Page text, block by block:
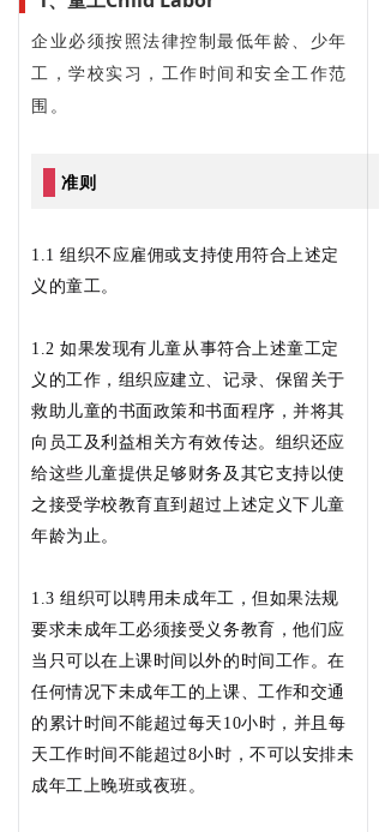
企业必须按照法律控制最低年龄、少年
工，学校实习，工作时间和安全工作范
围。
准则
1.1 组织不应雇佣或支持使用符合上述定
义的童工。
1.2 如果发现有儿童从事符合上述童工定
义的工作，组织应建立、记录、保留关于
救助儿童的书面政策和书面程序，并将其
向员工及利益相关方有效传达。组织还应
给这些儿童提供足够财务及其它支持以使
之接受学校教育直到超过上述定义下儿童
年龄为止。
1.3 组织可以聘用未成年工，但如果法规
要求未成年工必须接受义务教育，他们应
当只可以在上课时间以外的时间工作。在
任何情况下未成年工的上课、工作和交通
的累计时间不能超过每天10小时，并且每
天工作时间不能超过8小时，不可以安排未
成年工上晚班或夜班。